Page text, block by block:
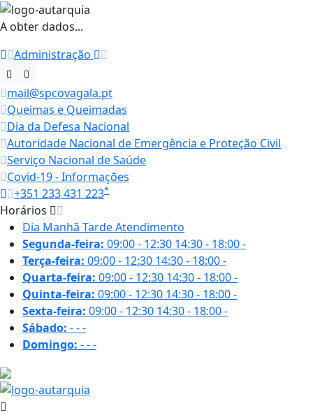
A obter dados...
Administração
mail@spcovagala.pt
Queimas e Queimadas
Dia da Defesa Nacional
Autoridade Nacional de Emergência e Proteção Civil
Serviço Nacional de Saúde
Covid-19 - Informações
+351 233 431 223*
Horários
Dia Manhã TardeAtendimento
Segunda-feira: 09:00 - 12:30 14:30 - 18:00-
Terça-feira: 09:00 - 12:30 14:30 - 18:00-
Quarta-feira: 09:00 - 12:30 14:30 - 18:00-
Quinta-feira: 09:00 - 12:30 14:30 - 18:00-
Sexta-feira: 09:00 - 12:30 14:30 - 18:00-
Sábado: ---
Domingo: ---